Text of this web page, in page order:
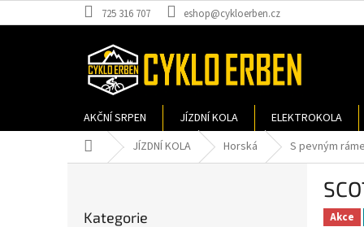
na
725 316 707 eshop@cykloerben.cz
AKČNÍ SRPEN JÍZDNÍ KOLA ELEKTROKOLA
Domů JÍZDNÍ KOLA Horská S pevným
kategorie
Kategorie Akce